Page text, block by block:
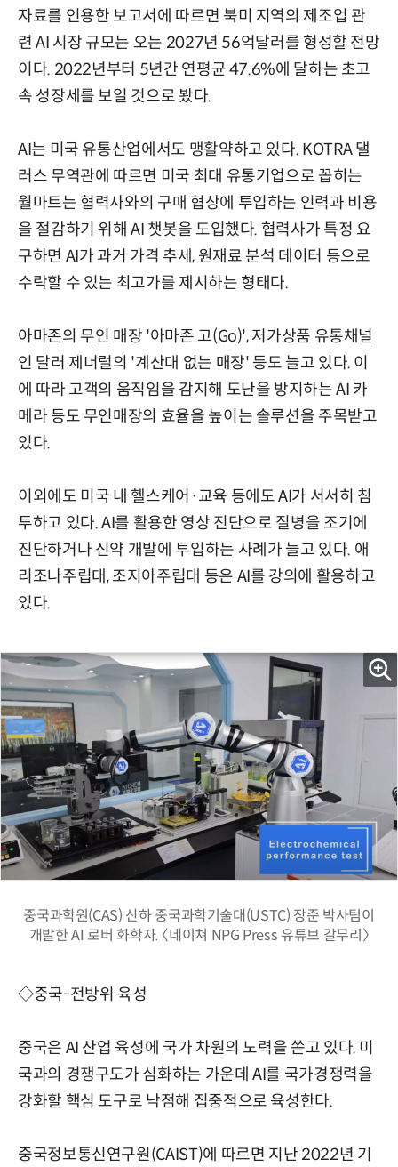
자료를 인용한 보고서에 따르면 북미 지역의 제조업 관
련 AI 시장 규모는 오는 2027년 56억달러를 형성할 전망
이다. 2022년부터 5년간 연평균 47.6%에 달하는 초고
속 성장세를 보일 것으로 봤다.
AI는 미국 유통산업에서도 맹활약하고 있다. KOTRA 댈
러스 무역관에 따르면 미국 최대 유통기업으로 꼽히는
월마트는 협력사와의 구매 협상에 투입하는 인력과 비용
을 절감하기 위해 AI 챗봇을 도입했다. 협력사가 특정 요
구하면 AI가 과거 가격 추세, 원재료 분석 데이터 등으로
수락할 수 있는 최고가를 제시하는 형태다.
아마존의 무인 매장 '아마존 고(Go)', 저가상품 유통채널
인 달러 제너럴의 '계산대 없는 매장' 등도 늘고 있다. 이
에 따라 고객의 움직임을 감지해 도난을 방지하는 AI 카
메라 등도 무인매장의 효율을 높이는 솔루션을 주목받고
있다.
이외에도 미국 내 헬스케어·교육 등에도 AI가 서서히 침
투하고 있다. AI를 활용한 영상 진단으로 질병을 조기에
진단하거나 신약 개발에 투입하는 사례가 늘고 있다. 애
리조나주립대, 조지아주립대 등은 AI를 강의에 활용하고
있다.
중국과학원(CAS) 산하 중국과학기술대(USTC) 장준 박사팀이
개발한 AI 로버 화학자. 〈네이쳐 NPG Press 유튜브 갈무리〉
◇중국-전방위 육성
중국은 AI 산업 육성에 국가 차원의 노력을 쏟고 있다. 미
국과의 경쟁구도가 심화하는 가운데 AI를 국가경쟁력을
강화할 핵심 도구로 낙점해 집중적으로 육성한다.
중국정보통신연구원(CAIST)에 따르면 지난 2022년 기